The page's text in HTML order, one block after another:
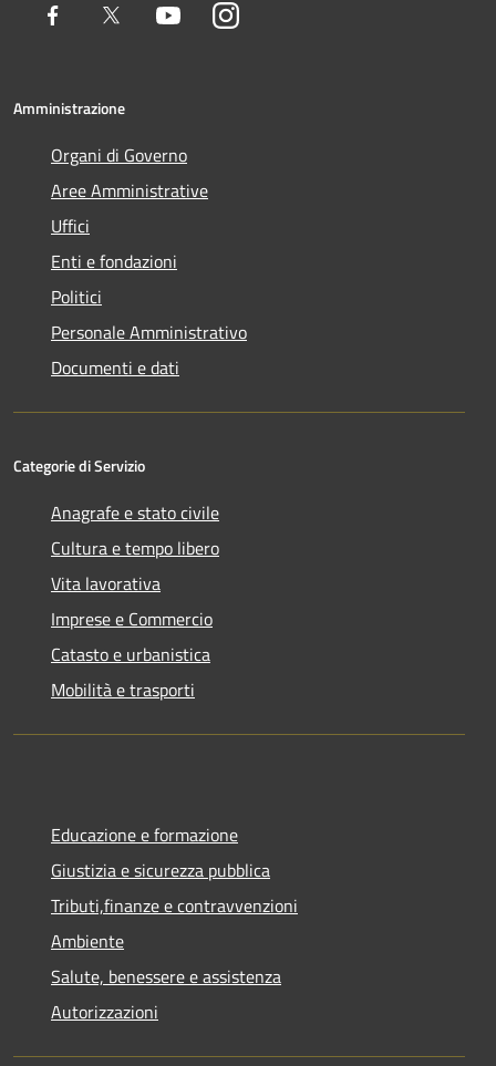
Facebook Twitter YoutubeInstagram
Amministrazione
Organi di Governo
Aree Amministrative
Uffici
Enti e fondazioni
Politici
Personale Amministrativo
Documenti e dati
Categorie di Servizio
Anagrafe e stato civile
Cultura e tempo libero
Vita lavorativa
Imprese e Commercio
Catasto e urbanistica
Mobilità e trasporti
Educazione e formazione
Giustizia e sicurezza pubblica
Tributi,finanze e contravvenzioni
Ambiente
Salute, benessere e assistenza
Autorizzazioni